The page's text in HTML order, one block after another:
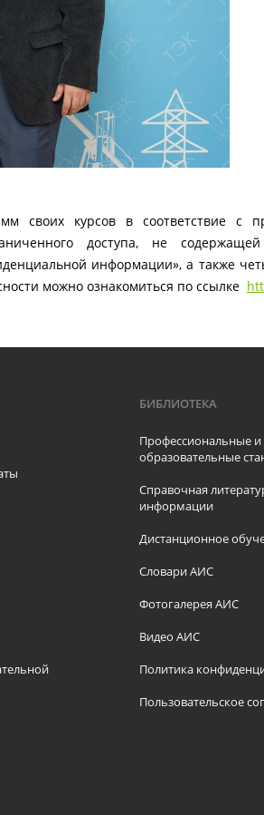
своих курсов в соответствие с
доступа, не
информации», а также
можно ознакомиться по ссылке
БИБЛИОТЕКА
Профессиональные и
образовательные
Справочная
информации
Дистанционное
Словари АИС
Фотогалерея АИС
Видео АИС
Политика
Пользовательское